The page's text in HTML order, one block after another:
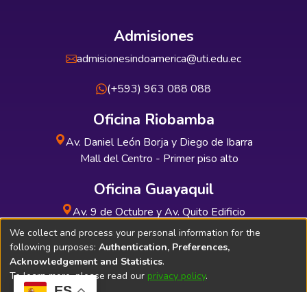
Admisiones
admisionesindoamerica@uti.edu.ec
(+593) 963 088 088
Oficina Riobamba
Av. Daniel León Borja y Diego de Ibarra
Mall del Centro - Primer piso alto
Oficina Guayaquil
Av. 9 de Octubre y Av. Quito Edificio
INDUAUTO - Planta baja
We collect and process your personal information for the
following purposes: Authentication, Preferences,
Acknowledgement and Statistics.
To learn more, please read our privacy policy.